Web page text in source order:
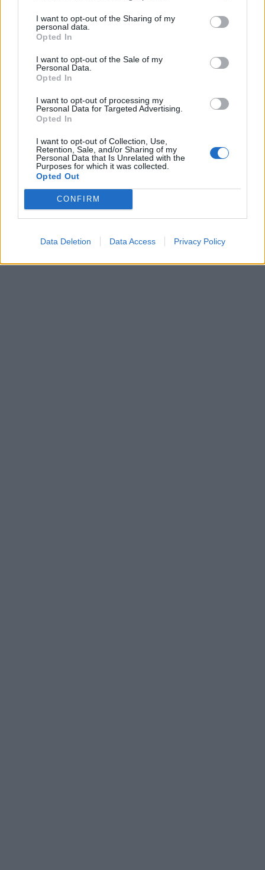
I want to opt-out of the Sharing of my
personal data.
Opted In
I want to opt-out of the Sale of my
Personal Data.
Opted In
I want to opt-out of processing my
Personal Data for Targeted Advertising.
Opted In
I want to opt-out of Collection, Use,
Retention, Sale, and/or Sharing of my
Personal Data that Is Unrelated with the
Purposes for which it was collected.
Opted Out
CONFIRM
Data Deletion Data Access Privacy Policy